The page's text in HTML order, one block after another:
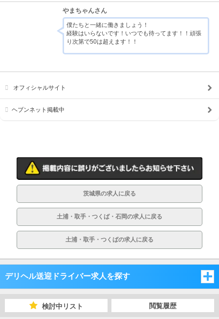
やまちゃんさん
僕たちと一緒に働きましょう！
経験はいらないです！いつでも待ってます！！頑張
り次第で50は超えます！！
オフィシャルサイト
ヘブンネット掲載中
茨城県の求人に戻る
土浦・取手・つくば・石岡の求人に戻る
土浦・取手・つくばの求人に戻る
デリヘル送迎ドライバー求人を探す
埼玉県
検討中リスト 閲覧履歴